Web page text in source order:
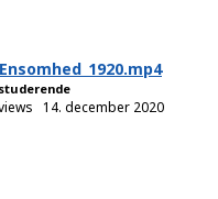
14. december 2020